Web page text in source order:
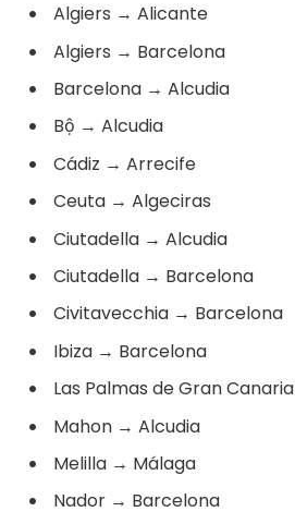
Algiers → Alicante
Algiers → Barcelona
Barcelona → Alcudia
Bộ → Alcudia
Cádiz → Arrecife
Ceuta → Algeciras
Ciutadella → Alcudia
Ciutadella → Barcelona
Civitavecchia → Barcelona
Ibiza → Barcelona
Las Palmas de Gran Canaria
Mahon → Alcudia
Melilla → Málaga
Nador → Barcelona